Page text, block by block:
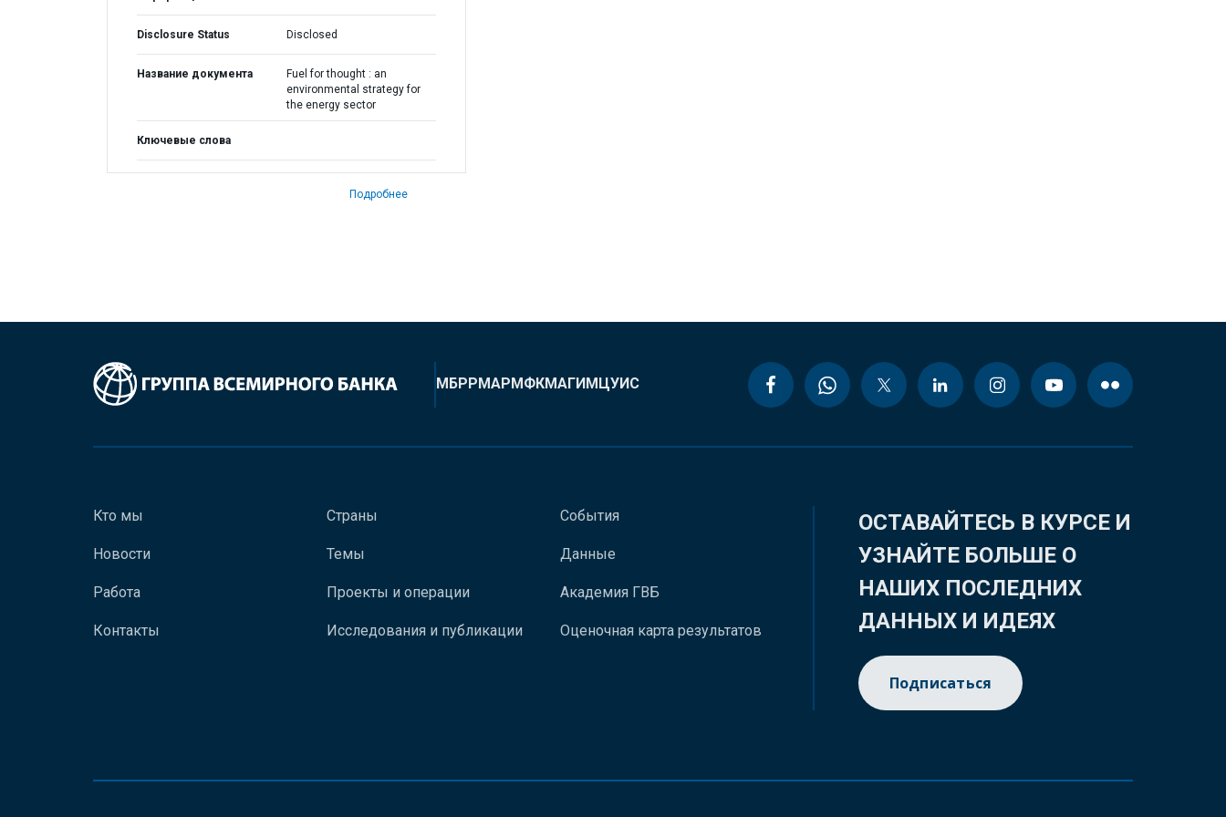
Disclosure Status Disclosed
Название документа
Fuel for thought : an
environmental strategy for
the energy sector
Ключевые слова
Подробнее
МБРРМАРМФКМАГИМЦУИС
Кто мы
Новости
Работа
Контакты
Страны
Темы
Проекты и операции
Исследования и публикации
События
Данные
Академия ГВБ
Оценочная карта результатов
ОСТАВАЙТЕСЬ В КУРСЕ И
УЗНАЙТЕ БОЛЬШЕ О
НАШИХ ПОСЛЕДНИХ
ДАННЫХ И ИДЕЯХ
Подписаться